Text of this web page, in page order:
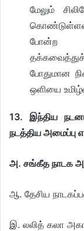
மேலும்
போன்ற
போதுமான
ஒளியை
13. இந்திய
நடத்திய அமைப்பு
அ. சங்கீத நாடக
ஆ. தேசிய
இ. லலித் கலா